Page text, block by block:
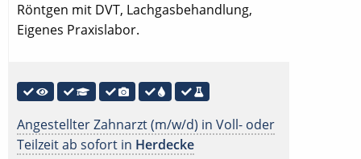
Röntgen mit DVT, Lachgasbehandlung,
Eigenes Praxislabor.
Angestellter Zahnarzt (m/w/d) in Voll- oder
Teilzeit ab sofort in Herdecke